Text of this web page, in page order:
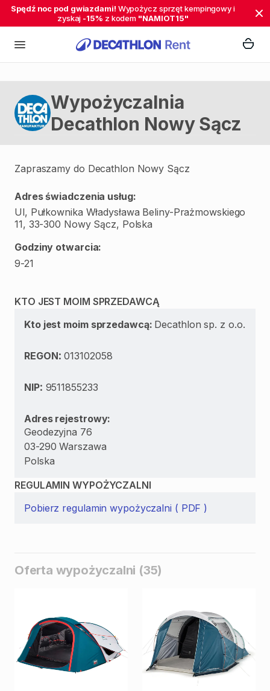
Spędź noc pod gwiazdami! Wypożycz sprzęt kempingowy i
zyskaj -15% z kodem "NAMIOT15"
Wypożyczalnia
Decathlon Nowy Sącz
Zapraszamy do Decathlon Nowy Sącz
Adres świadczenia usług:
Ul, Pułkownika Władysława Beliny-Prażmowskiego
11, 33-300 Nowy Sącz, Polska
Godziny otwarcia:
KTO JEST MOIM SPRZEDAWCĄ
Kto jest moim sprzedawcą: Decathlon sp. z o.o.
REGON:013102058
NIP: 9511855233
Adres rejestrowy:
Geodezyjna 76
03-290 Warszawa
Polska
REGULAMIN WYPOŻYCZALNI
Pobierz regulamin wypożyczalni ( PDF )
Oferta wypożyczalni (35)